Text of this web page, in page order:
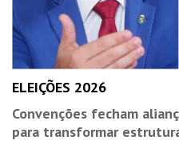
ELEIÇÕES 2026
Convenções fecham
para transformar